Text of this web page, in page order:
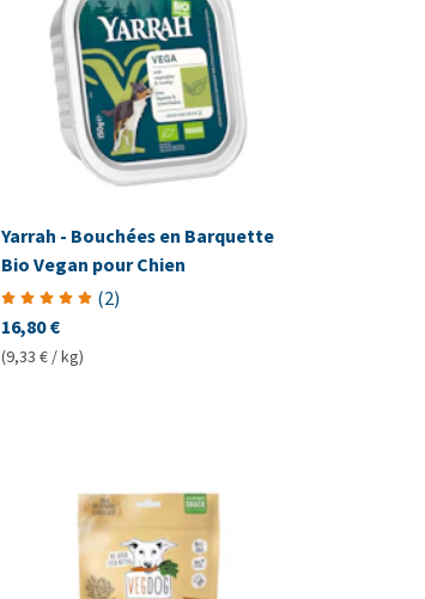
Yarrah - Bouchées en Barquette
Bio Vegan pour Chien
(2)
16,80 €
(9,33 € / kg)